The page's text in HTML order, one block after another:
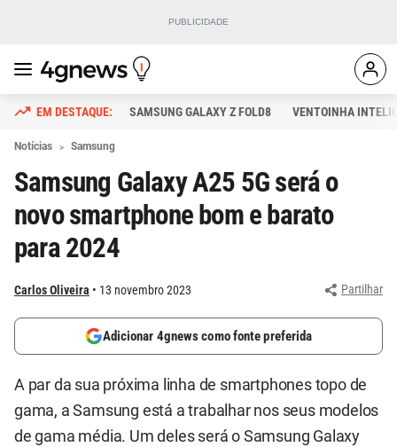
SAMSUNG GALAXY Z FOLD8 VENTOINHA
Notícias Samsung
Samsung Galaxy A25 5G será o
novo smartphone bom e barato
para 2024
Carlos Oliveira 13 novembro 2023 Partilhar
Adicionar 4gnews como fonte preferida
A par da sua próxima linha de smartphones topo de
gama, a Samsung está a trabalhar nos seus modelos
de gama média. Um deles será o Samsung Galaxy